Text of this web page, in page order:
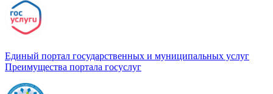
Единый портал государственных и муниципальных услуг
Преимущества портала госуслуг